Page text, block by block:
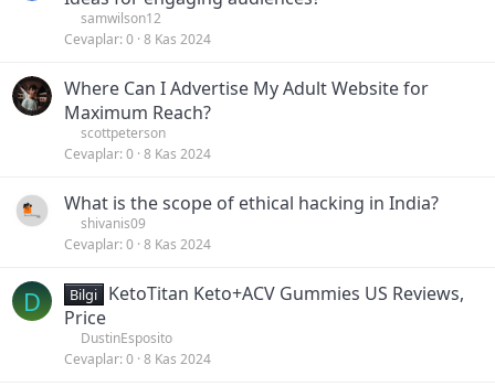
samwilson12
Cevaplar 0 8 Kas 2024
Where Can I Advertise My Adult Website for
Maximum Reach?
scottpeterson
Cevaplar 0 8 Kas 2024
What is the scope of ethical hacking in India?
shivanis09
Cevaplar 0 8 Kas 2024
D Bilgi
KetoTitan Keto+ACV Gummies US Reviews,
Price
DustinEsposito
Cevaplar 0 8 Kas 2024